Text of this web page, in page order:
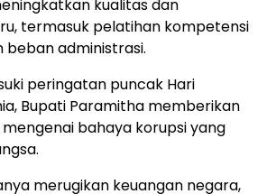
kualitas dan
termasuk pelatihan kompetensi
administrasi.
peringatan puncak Hari
Bupati Paramitha memberikan
bahaya korupsi yang
merugikan keuangan negara,